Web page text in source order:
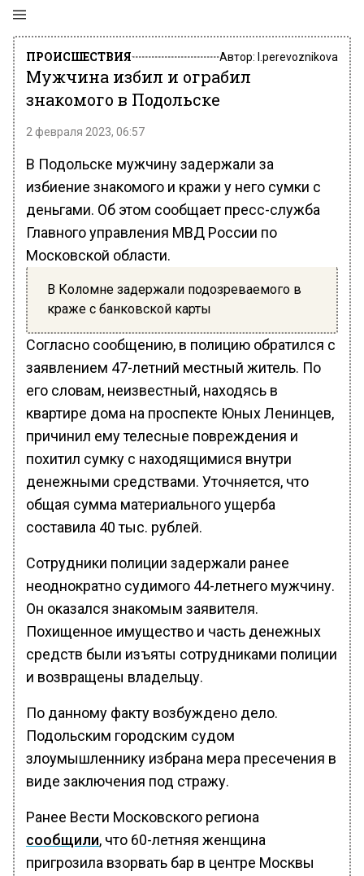
ПРОИСШЕСТВИЯ Автор: l.perevoznikova
Мужчина избил и ограбил
знакомого в Подольске
2 февраля 2023, 06:57
В Подольске мужчину задержали за
избиение знакомого и кражи у него сумки с
деньгами. Об этом сообщает пресс-служба
Главного управления МВД России по
Московской области.
В Коломне задержали подозреваемого в
краже с банковской карты
Согласно сообщению, в полицию обратился с
заявлением 47-летний местный житель. По
его словам, неизвестный, находясь в
квартире дома на проспекте Юных Ленинцев,
причинил ему телесные повреждения и
похитил сумку с находящимися внутри
денежными средствами. Уточняется, что
общая сумма материального ущерба
составила 40 тыс. рублей.
Сотрудники полиции задержали ранее
неоднократно судимого 44-летнего мужчину.
Он оказался знакомым заявителя.
Похищенное имущество и часть денежных
средств были изъяты сотрудниками полиции
и возвращены владельцу.
По данному факту возбуждено дело.
Подольским городским судом
злоумышленнику избрана мера пресечения в
виде заключения под стражу.
Ранее Вести Московского региона
сообщили, что 60-летняя женщина
пригрозила взорвать бар в центре Москвы